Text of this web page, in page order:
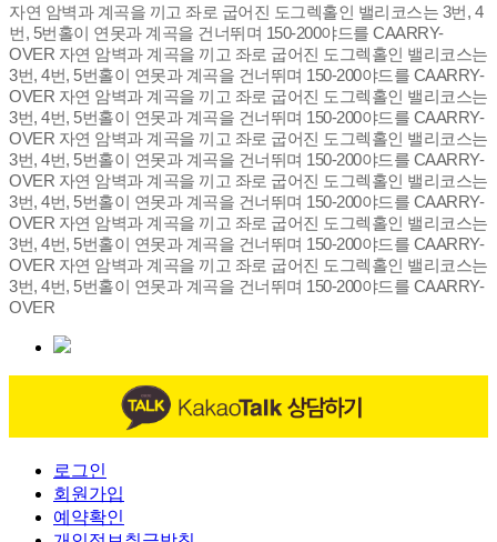
자연 암벽과 계곡을 끼고 좌로 굽어진 도그렉홀인 밸리코스는 3번, 4
번, 5번홀이 연못과 계곡을 건너뛰며 150-200야드를 CAARRY-
OVER 자연 암벽과 계곡을 끼고 좌로 굽어진 도그렉홀인 밸리코스는
3번, 4번, 5번홀이 연못과 계곡을 건너뛰며 150-200야드를 CAARRY-
OVER 자연 암벽과 계곡을 끼고 좌로 굽어진 도그렉홀인 밸리코스는
3번, 4번, 5번홀이 연못과 계곡을 건너뛰며 150-200야드를 CAARRY-
OVER 자연 암벽과 계곡을 끼고 좌로 굽어진 도그렉홀인 밸리코스는
3번, 4번, 5번홀이 연못과 계곡을 건너뛰며 150-200야드를 CAARRY-
OVER 자연 암벽과 계곡을 끼고 좌로 굽어진 도그렉홀인 밸리코스는
3번, 4번, 5번홀이 연못과 계곡을 건너뛰며 150-200야드를 CAARRY-
OVER 자연 암벽과 계곡을 끼고 좌로 굽어진 도그렉홀인 밸리코스는
3번, 4번, 5번홀이 연못과 계곡을 건너뛰며 150-200야드를 CAARRY-
OVER 자연 암벽과 계곡을 끼고 좌로 굽어진 도그렉홀인 밸리코스는
3번, 4번, 5번홀이 연못과 계곡을 건너뛰며 150-200야드를 CAARRY-
OVER
로그인
회원가입
예약확인